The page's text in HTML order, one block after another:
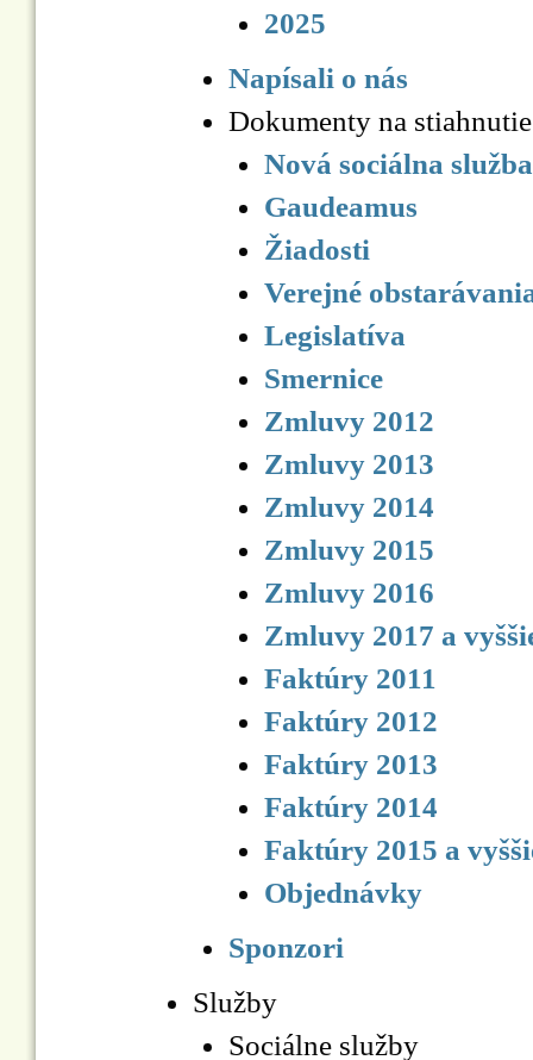
2025
Napísali o nás
Dokumenty na stiahnutie
Nová sociálna služba
Gaudeamus
Žiadosti
Verejné
Legislatíva
Smernice
Zmluvy 2012
Zmluvy 2013
Zmluvy 2014
Zmluvy 2015
Zmluvy 2016
Zmluvy 2017 a
Faktúry 2011
Faktúry 2012
Faktúry 2013
Faktúry 2014
Faktúry 2015 a
Objednávky
Sponzori
Služby
Sociálne služby